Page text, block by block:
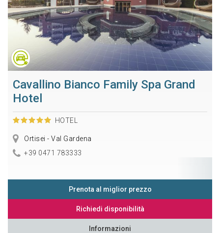
Cavallino Bianco Family Spa Grand
Hotel
HOTEL
Ortisei - Val Gardena
+39 0471 783333
Prenota al miglior prezzo
Richiedi disponibilità
Informazioni